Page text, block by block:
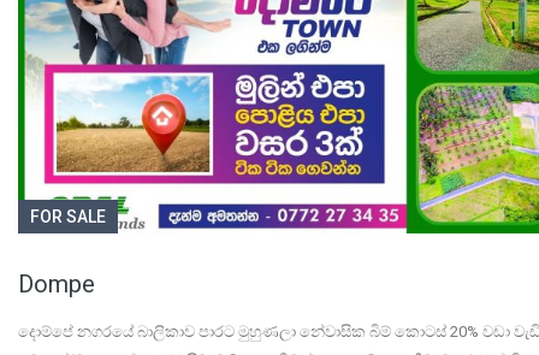
FOR SALE
Dompe
දොම්පේ නගරයේ බාලිකාව පාරට මුහුණලා නේවාසික බිම් කොටස් 20% වඩා